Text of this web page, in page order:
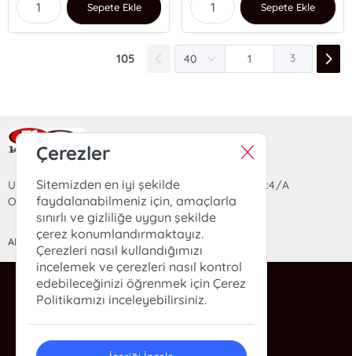
Sepete Ekle Sepete Ekle
105 3
Ra Yayın Kitabevi
Uzun Sokak Saray Çarşısı Lara Sineması Girişi No:4/A
Ortahisar/TRABZON
ANASAYFA YARDIM İLETİŞİM
ra@rakitap.com
0(462) 326 49 71
Çerezler
Sitemizden en iyi şekilde
faydalanabilmeniz için, amaçlarla
sınırlı ve gizliliğe uygun şekilde
çerez konumlandırmaktayız.
Çerezleri nasıl kullandığımızı
incelemek ve çerezleri nasıl kontrol
edebileceğinizi öğrenmek için Çerez
Politikamızı inceleyebilirsiniz.